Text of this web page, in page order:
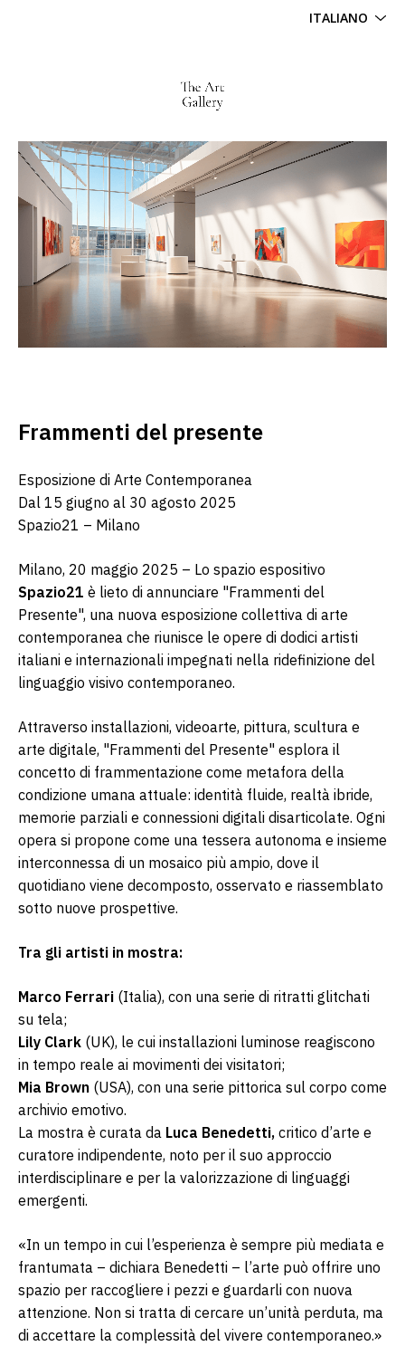
ITALIANO
Frammenti del presente
Esposizione di Arte Contemporanea
Dal 15 giugno al 30 agosto 2025
Spazio21 – Milano
Spazio21 è lieto di annunciare "Frammenti del
Presente", una nuova esposizione collettiva di arte
contemporanea che riunisce le opere di dodici artisti
italiani e internazionali impegnati nella ridefinizione del
linguaggio visivo contemporaneo.
Attraverso installazioni, videoarte, pittura, scultura e
arte digitale, "Frammenti del Presente" esplora il
concetto di frammentazione come metafora della
condizione umana attuale: identità fluide, realtà ibride,
memorie parziali e connessioni digitali disarticolate. Ogni
opera si propone come una tessera autonoma e insieme
interconnessa di un mosaico più ampio, dove il
quotidiano viene decomposto, osservato e riassemblato
sotto nuove prospettive.
Tra gli artisti in mostra:
Marco Ferrari (Italia), con una serie di ritratti glitchati
su tela;
Lily Clark (UK), le cui installazioni luminose reagiscono
in tempo reale ai movimenti dei visitatori;
Mia Brown (USA), con una serie pittorica sul corpo come
archivio emotivo.
La mostra è curata da Luca Benedetti, critico d’arte e
curatore indipendente, noto per il suo approccio
interdisciplinare e per la valorizzazione di linguaggi
emergenti.
«In un tempo in cui l’esperienza è sempre più mediata e
frantumata – dichiara Benedetti – l’arte può offrire uno
spazio per raccogliere i pezzi e guardarli con nuova
attenzione. Non si tratta di cercare un’unità perduta, ma
di accettare la complessità del vivere contemporaneo.»